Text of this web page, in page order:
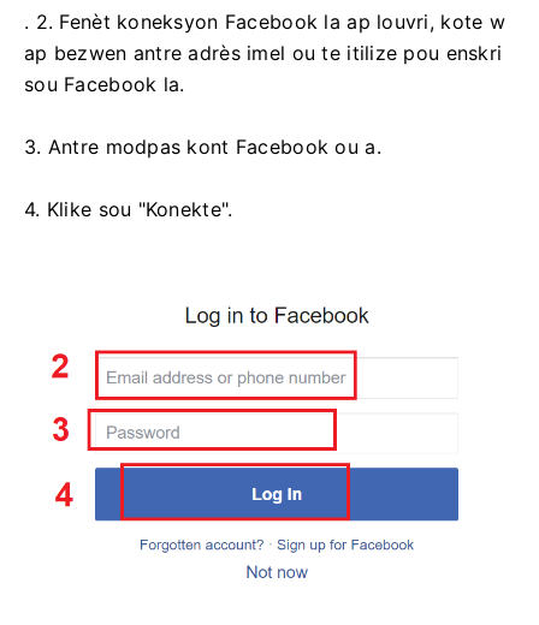
. 2. Fenèt koneksyon Facebook la ap louvri, kote w
ap bezwen antre adrès imel ou te itilize pou enskri
sou Facebook la.
3. Antre modpas kont Facebook ou a.
4. Klike sou "Konekte".